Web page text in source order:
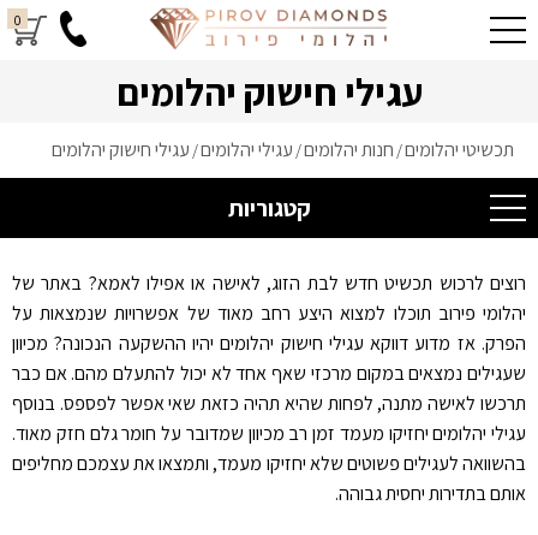
0
עגילי חישוק יהלומים
תכשיטי יהלומים/ חנות יהלומים/ עגילי יהלומים/ עגילי חישוק יהלומים
קטגוריות
רוצים לרכוש תכשיט חדש לבת הזוג, לאישה או אפילו לאמא? באתר של
יהלומי פירוב תוכלו למצוא היצע רחב מאוד של אפשרויות שנמצאות על
הפרק. אז מדוע דווקא עגילי חישוק יהלומים יהיו ההשקעה הנכונה? מכיוון
שעגילים נמצאים במקום מרכזי שאף אחד לא יכול להתעלם מהם. אם כבר
תרכשו לאישה מתנה, לפחות שהיא תהיה כזאת שאי אפשר לפספס. בנוסף
עגילי יהלומים יחזיקו מעמד זמן רב מכיוון שמדובר על חומר גלם חזק מאוד.
בהשוואה לעגילים פשוטים שלא יחזיקו מעמד, ותמצאו את עצמכם מחליפים
אותם בתדירות יחסית גבוהה.